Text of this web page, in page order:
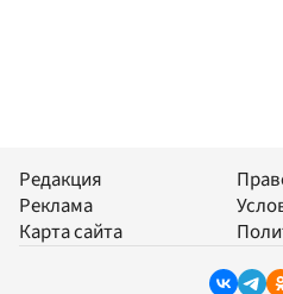
Редакция
Реклама
Карта сайта